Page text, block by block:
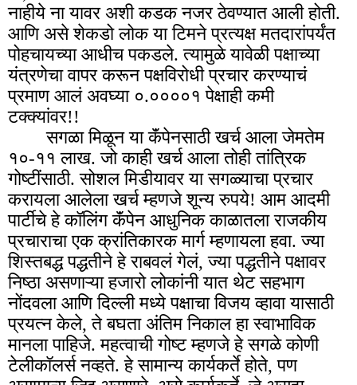
नाहीये ना यावर अशी कडक नजर ठेवण्यात आली होती.
आणि असे शेकडो लोक या टिमने प्रत्यक्ष मतदारांपर्यंत
पोहचायच्या आधीच पकडले. त्यामुळे यावेळी पक्षाच्या
यंत्रणेचा वापर करून पक्षविरोधी प्रचार करण्याचं
प्रमाण आलं अवघ्या ०.००००१ पेक्षाही कमी
टक्क्यांवर!!
सगळा मिळून या कॅंपेनसाठी खर्च आला जेमतेम
१०-११ लाख. जो काही खर्च आला तोही तांत्रिक
गोष्टींसाठी. सोशल मिडीयावर या सगळ्याचा प्रचार
करायला आलेला खर्च म्हणजे शून्य रुपये! आम आदमी
पार्टीचे हे कॉलिंग कॅंपेन आधुनिक काळातला राजकीय
प्रचाराचा एक क्रांतिकारक मार्ग म्हणायला हवा. ज्या
शिस्तबद्ध पद्धतीने हे राबवलं गेलं, ज्या पद्धतीने पक्षावर
निष्ठा असणाऱ्या हजारो लोकांनी यात थेट सहभाग
नोंदवला आणि दिल्ली मध्ये पक्षाचा विजय व्हावा यासाठी
प्रयत्न केले, ते बघता अंतिम निकाल हा स्वाभाविक
मानला पाहिजे. महत्वाची गोष्ट म्हणजे हे सगळे कोणी
टेलीकॉलर्स नव्हते. हे सामान्य कार्यकर्ते होते, पण